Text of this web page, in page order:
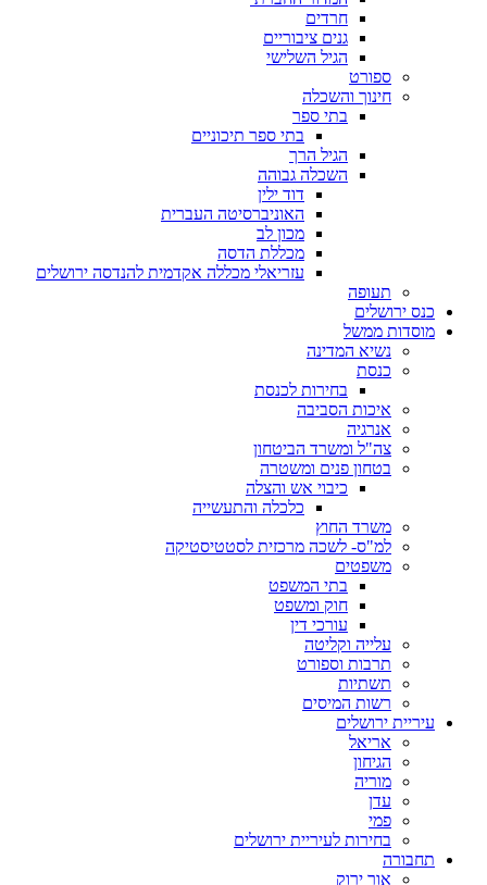
חרדים
גנים ציבוריים
הגיל השלישי
ספורט
חינוך והשכלה
בתי ספר
בתי ספר תיכוניים
הגיל הרך
השכלה גבוהה
דוד ילין
האוניברסיטה העברית
מכון לב
מכללת הדסה
עזריאלי מכללה אקדמית להנדסה ירושלים
תעופה
כנס ירושלים
מוסדות ממשל
נשיא המדינה
כנסת
בחירות לכנסת
איכות הסביבה
אנרגיה
צה"ל ומשרד הביטחון
בטחון פנים ומשטרה
כיבוי אש והצלה
כלכלה והתעשייה
משרד החוץ
למ"ס- לשכה מרכזית לסטטיסטיקה
משפטים
בתי המשפט
חוק ומשפט
עורכי דין
עלייה וקליטה
תרבות וספורט
תשתיות
רשות המיסים
עיריית ירושלים
אריאל
הגיחון
מוריה
עדן
פמי
בחירות לעיריית ירושלים
תחבורה
אור ירוק